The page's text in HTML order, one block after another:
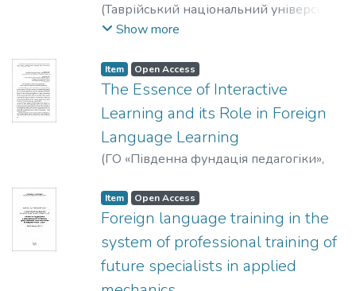
(Таврійський національний університет
імені В. І. Вернадського
Show more
Item Open Access
The Essence of Interactive
Learning and its Role in Foreign
Language Learning
(ГО «Південна фундація педагогіки»,
Item Open Access
Foreign language training in the
system of professional training of
future specialists in applied